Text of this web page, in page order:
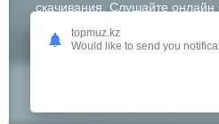
скачивания. Слушайте онлайн
для себя творчество одного
артистов Казахстана!
topmuz.kz
Would like to send you